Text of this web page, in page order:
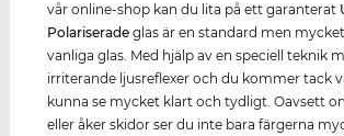
vår online-shop kan du lita på ett garanterat
Polariserade glas är en standard men
vanliga glas. Med hjälp av en speciell teknik
irriterande ljusreflexer och du kommer tack
kunna se mycket klart och tydligt. Oavsett
eller åker skidor ser du inte bara färgerna